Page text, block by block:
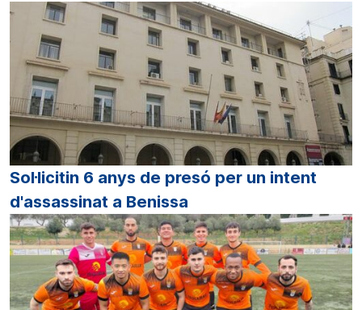
Sol·licitin 6 anys de presó per un intent
d'assassinat a Benissa